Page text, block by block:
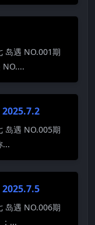
岛遇 NO.001期
NO....
2025.7.2
岛遇 NO.005期
...
2025.7.5
岛遇 NO.006期
...